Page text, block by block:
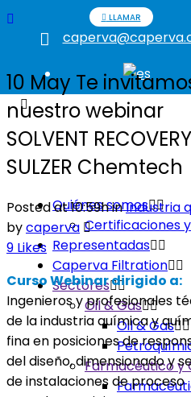
LLAMAR
Quiénes somos
Certificaciones
Representadas
Caperva Filtration
Sectores
Oil & Gas
Oil & Gas
Farmacéutico y
10 May Te
nuestro webinar
SOLVENT
SULZER Chemtech
Posted at 10:59hinIndustria
bycaperva
9 Likes
Curso Webinar dirigido a:
Ingenieros y profesionales
de la industria química y
fina en posiciones de
del diseño, dimensionado y
de instalaciones de proceso